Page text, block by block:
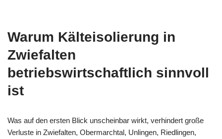
Warum Kälteisolierung in
Zwiefalten
betriebswirtschaftlich sinnvoll
ist
Was auf den ersten Blick unscheinbar wirkt, verhindert große
Verluste in Zwiefalten, Obermarchtal, Unlingen, Riedlingen,